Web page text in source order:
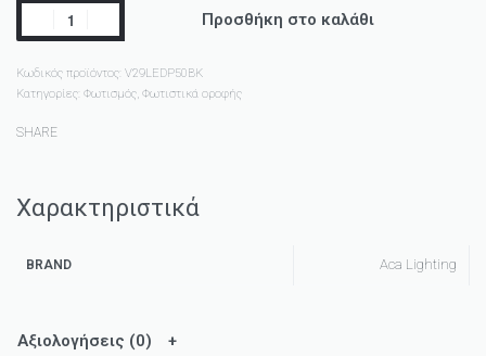
Προσθήκη στο καλάθι
Κωδικός προϊόντος: V29LEDP50BK
Κατηγορίες: Φωτισμός, Φωτιστικά οροφής
SHARE
Χαρακτηριστικά
BRAND Aca Lighting
Αξιολογήσεις (0)